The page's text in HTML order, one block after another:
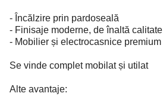
- Încălzire prin pardoseală
- Finisaje moderne, de înaltă calitate
- Mobilier și electrocasnice premium
Se vinde complet mobilat și utilat
Alte avantaje: